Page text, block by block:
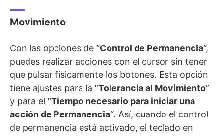
Movimiento
Con las opciones de “Control de Permanencia“,
puedes realizar acciones con el cursor sin tener
que pulsar físicamente los botones. Esta opción
tiene ajustes para la “Tolerancia al Movimiento”
y para el “Tiempo necesario para iniciar una
acción de Permanencia“. Así, cuando el control
de permanencia está activado, el teclado en